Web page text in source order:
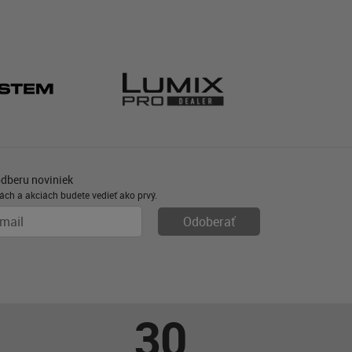
noviniek
a akciách budete vedieť ako prvý.
30